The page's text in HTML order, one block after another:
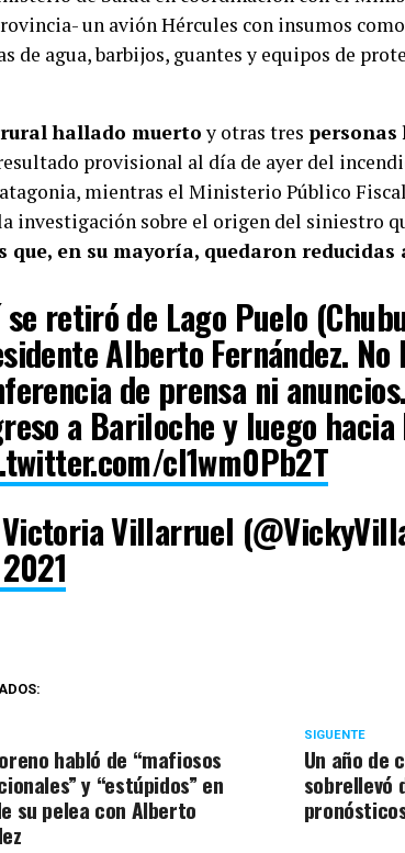
un avión Hércules con insumos
de agua, barbijos, guantes y equipos de
hallado muertoy otras tres personas
provisional al día de ayer del
mientras el Ministerio Público
investigación sobre el origen del siniestro
que, en su mayoría, quedaron reducidas
retiró de Lago Puelo
Alberto Fernández. No
de prensa ni
a Bariloche y luego hacia
cl1wm0Pb2T
Villarruel
SIGUENTE
Un año de
sobrellevó
habló de “mafiosos
y “estúpidos” en
su pelea con Alberto